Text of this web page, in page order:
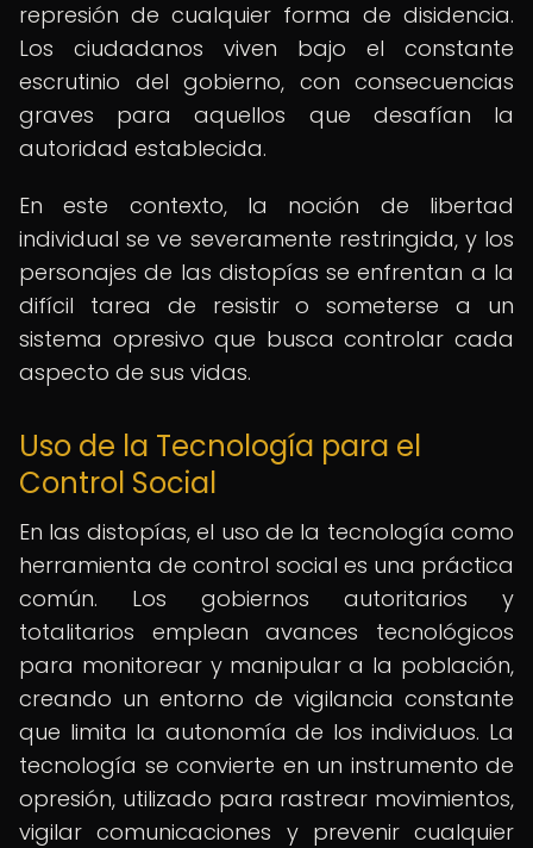
represión de cualquier forma de disidencia.
Los ciudadanos viven bajo el constante
escrutinio del gobierno, con consecuencias
graves para aquellos que desafían la
autoridad establecida.
En este contexto, la noción de libertad
individual se ve severamente restringida, y los
personajes de las distopías se enfrentan a la
difícil tarea de resistir o someterse a un
sistema opresivo que busca controlar cada
aspecto de sus vidas.
Uso de la Tecnología para el
Control Social
En las distopías, el uso de la tecnología como
herramienta de control social es una práctica
común. Los gobiernos autoritarios y
totalitarios emplean avances tecnológicos
para monitorear y manipular a la población,
creando un entorno de vigilancia constante
que limita la autonomía de los individuos. La
tecnología se convierte en un instrumento de
opresión, utilizado para rastrear movimientos,
vigilar comunicaciones y prevenir cualquier